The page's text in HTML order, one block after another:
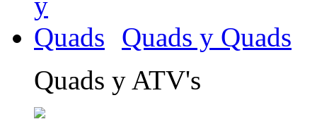
Quads y Quads
Quads y ATV's